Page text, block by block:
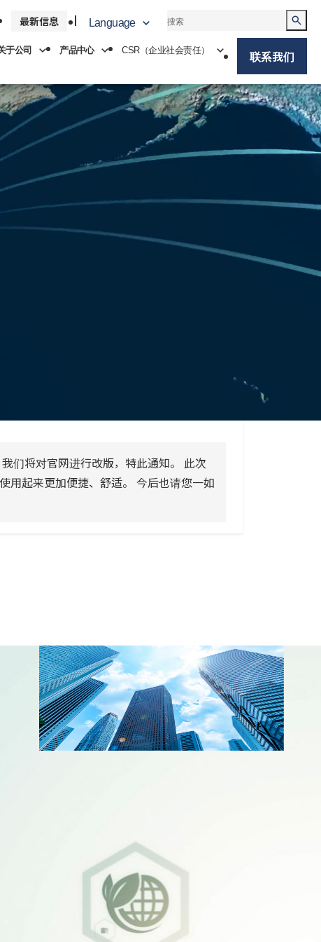
最新信息 Language
中文
于公司
新加坡分公司
产品中心 CSR（企业社会责任） 联系我们
们将对官网进行改版，特此通知。 此次
用起来更加便捷、舒适。 今后也请您一如